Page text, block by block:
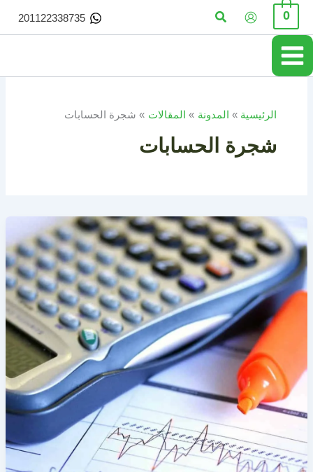
تخطي
المحتوى
0 البحث 201122338735
الرئيسية المدونة المقالات شجرة الحسابات
شجرة الحسابات